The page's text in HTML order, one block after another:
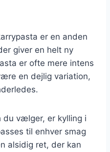
er en anden
giver en helt ny
er ofte mere intens
en dejlig variation,
du vælger, er kylling i
til enhver smag
alsidig ret, der kan